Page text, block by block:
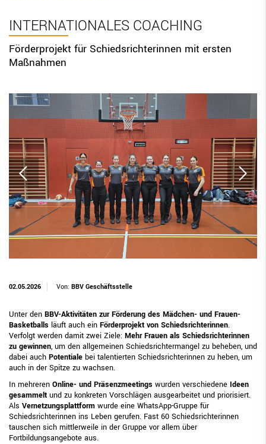
INTERNATIONALES COACHING
Förderprojekt für Schiedsrichterinnen mit ersten
Maßnahmen
02.05.2026 Von: BBV Geschäftsstelle
Unter den BBV-Aktivitäten zur Förderung des Mädchen- und Frauen-
Basketballs läuft auch ein Förderprojekt von Schiedsrichterinnen.
Verfolgt werden damit zwei Ziele: Mehr Frauen als Schiedsrichterinnen
zu gewinnen, um den allgemeinen Schiedsrichtermangel zu beheben, und
dabei auch Potentiale bei talentierten Schiedsrichterinnen zu heben, um
auch in der Spitze zu wachsen.
In mehreren Online- und Präsenzmeetings wurden verschiedene Ideen
gesammelt und zu konkreten Vorschlägen ausgearbeitet und priorisiert.
Als Vernetzungsplattform wurde eine WhatsApp-Gruppe für
Schiedsrichterinnen ins Leben gerufen. Fast 60 Schiedsrichterinnen
tauschen sich mittlerweile in der Gruppe vor allem über
Fortbildungsangebote aus.
BBV Links
DIGITAL SCORE SHEET
STRUKTURREFORM